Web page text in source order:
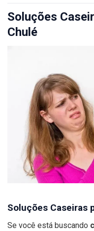
Soluções
Chulé
Soluções Caseiras
Se você está buscando